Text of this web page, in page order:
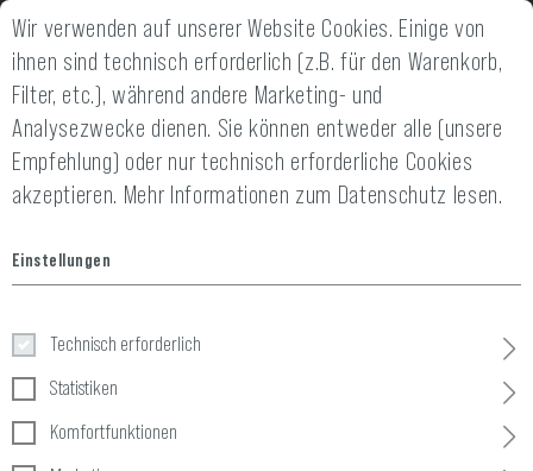
2 JAHRE GEWÄHRLEISTUNG 14 TAGE GELD-
Radio Pouch
Wir verwenden auf unserer Website Cookies. Einige von
ihnen sind technisch erforderlich (z.B. für den Warenkorb,
Filter, etc.), während andere Marketing- und
Analysezwecke dienen. Sie können entweder alle (unsere
Empfehlung) oder nur technisch erforderliche Cookies
akzeptieren. Mehr Informationen zum Datenschutz lesen.
Einstellungen
Technisch erforderlich
Statistiken
Komfortfunktionen